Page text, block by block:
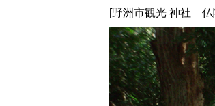
[野洲市観光 神社 仏